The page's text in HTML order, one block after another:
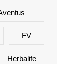
FV
Herbalife